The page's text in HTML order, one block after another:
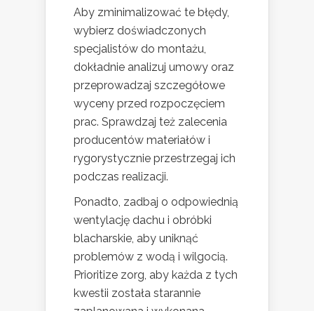
Aby zminimalizować te błędy,
wybierz doświadczonych
specjalistów do montażu,
dokładnie analizuj umowy oraz
przeprowadzaj szczegółowe
wyceny przed rozpoczęciem
prac. Sprawdzaj też zalecenia
producentów materiałów i
rygorystycznie przestrzegaj ich
podczas realizacji.
Ponadto, zadbaj o odpowiednią
wentylację dachu i obróbki
blacharskie, aby uniknąć
problemów z wodą i wilgocią.
Prioritize zorg, aby każda z tych
kwestii została starannie